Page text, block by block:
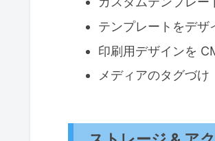
テンプレートをデザ
印刷用デザインを
メディアのタグづけ